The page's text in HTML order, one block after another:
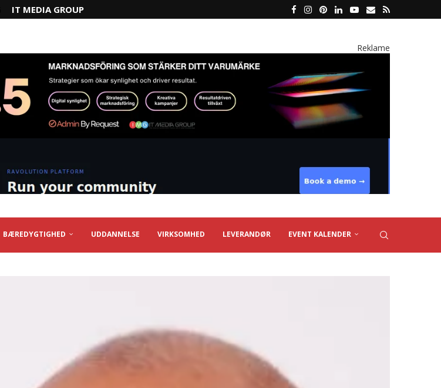
IT MEDIA GROUP
Reklame
BÆREDYGTIGHED UDDANNELSE VIRKSOMHED LEVERANDØR EVENT KALENDER